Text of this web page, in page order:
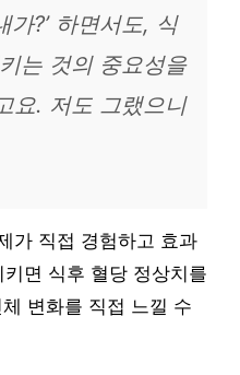
가?’ 하면서도, 식
는 것의 중요성을
요. 저도 그랬으니
가 직접 경험하고 효과
면 식후 혈당 정상치를
변화를 직접 느낄 수